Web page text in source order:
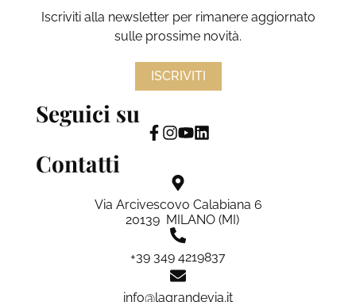
Contatti
Via Arcivescovo Calabiana 6
20139 MILANO (MI)
+39 349 4219837
info@lagrandevia.it
Seguici su
Iscriviti alla newsletter per rimanere aggiornato
sulle prossime novità.
ISCRIVITI